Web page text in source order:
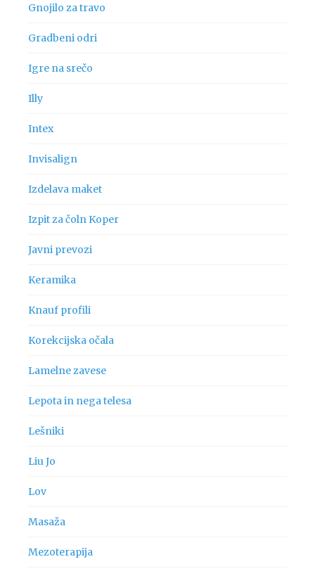
Gnojilo za travo
Gradbeni odri
Igre na srečo
Illy
Intex
Invisalign
Izdelava maket
Izpit za čoln Koper
Javni prevozi
Keramika
Knauf profili
Korekcijska očala
Lamelne zavese
Lepota in nega telesa
Lešniki
Liu Jo
Lov
Masaža
Mezoterapija